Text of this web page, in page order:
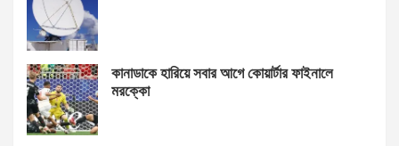
কানাডাকে হারিয়ে সবার আগে কোয়ার্টার ফাইনালে
মরক্কো